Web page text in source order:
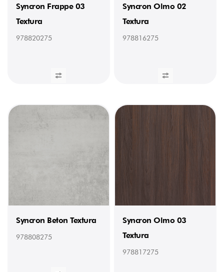
Syncron Frappe 03
Textura
978820275
Syncron Olmo 02
Textura
978816275
Syncron Beton Textura
978808275
Syncron Olmo 03
Textura
978817275